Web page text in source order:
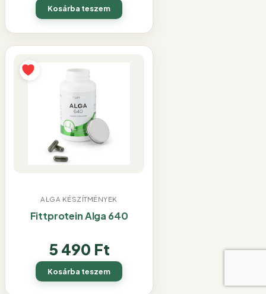
Kosárba teszem
ALGA KÉSZÍTMÉNYEK
Fittprotein Alga 640
5 490 Ft
Kosárba teszem